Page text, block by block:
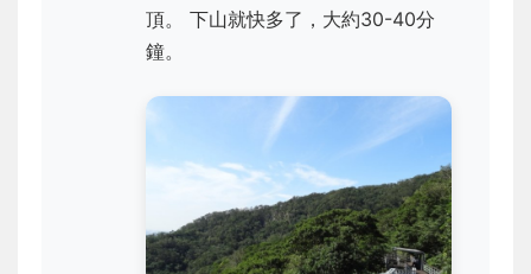
頂。 下山就快多了，大約30-40分
鐘。